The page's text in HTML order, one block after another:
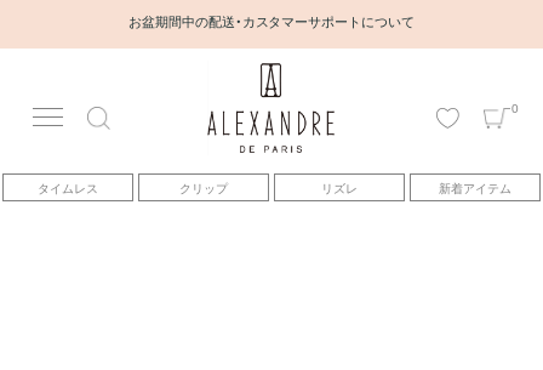
お盆期間中の配送・カスタマーサポートについて
0
タイムレス クリップ リズレ 新着アイテム
アカウント
アイテム